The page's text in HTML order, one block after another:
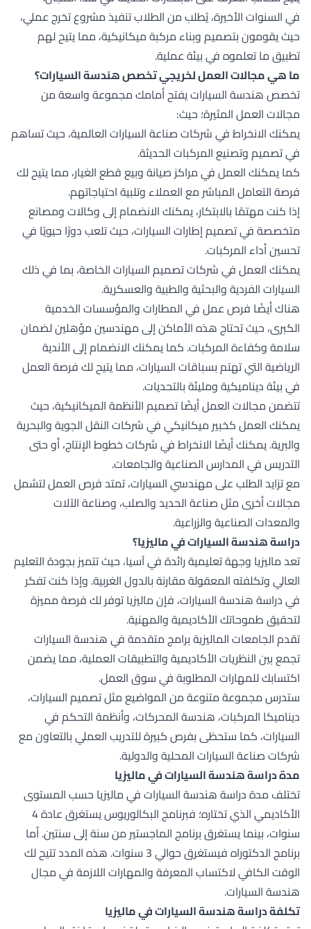
في السنوات الأخيرة، يُطلب من الطلاب تنفيذ مشروع تخرج عملي،
حيث يقومون بتصميم وبناء مركبة ميكانيكية، مما يتيح لهم
تطبيق ما تعلموه في بيئة عملية.
ما هي مجالات العمل لخريجي تخصص هندسة السيارات؟
تخصص هندسة السيارات يفتح أمامك مجموعة واسعة من
مجالات العمل المثيرة؛ حيث:
يمكنك الانخراط في شركات صناعة السيارات العالمية، حيث تساهم
في تصميم وتصنيع المركبات الحديثة.
كما يمكنك العمل في مراكز صيانة وبيع قطع الغيار، مما يتيح لك
فرصة التعامل المباشر مع العملاء وتلبية احتياجاتهم.
إذا كنت مهتمًا بالابتكار، يمكنك الانضمام إلى وكالات ومصانع
متخصصة في تصميم إطارات السيارات، حيث تلعب دورًا حيويًا في
تحسين أداء المركبات.
يمكنك العمل في شركات تصميم السيارات الخاصة، بما في ذلك
السيارات الفردية والبحثية والطبية والعسكرية.
هناك أيضًا فرص عمل في المطارات والمؤسسات الخدمية
الكبرى، حيث تحتاج هذه الأماكن إلى مهندسين مؤهلين لضمان
سلامة وكفاءة المركبات. كما يمكنك الانضمام إلى الأندية
الرياضية التي تهتم بسباقات السيارات، مما يتيح لك فرصة العمل
في بيئة ديناميكية ومليئة بالتحديات.
تتضمن مجالات العمل أيضًا تصميم الأنظمة الميكانيكية، حيث
يمكنك العمل كخبير ميكانيكي في شركات النقل الجوية والبحرية
والبرية. يمكنك أيضًا الانخراط في شركات خطوط الإنتاج، أو حتى
التدريس في المدارس الصناعية والجامعات.
مع تزايد الطلب على مهندسي السيارات، تمتد فرص العمل لتشمل
مجالات أخرى مثل صناعة الحديد والصلب، وصناعة الآلات
والمعدات الصناعية والزراعية.
دراسة هندسة السيارات في ماليزيا؟
تعد ماليزيا وجهة تعليمية رائدة في آسيا، حيث تتميز بجودة التعليم
العالي وتكلفته المعقولة مقارنة بالدول الغربية. وإذا كنت تفكر
في دراسة هندسة السيارات، فإن ماليزيا توفر لك فرصة مميزة
لتحقيق طموحاتك الأكاديمية والمهنية.
تقدم الجامعات الماليزية برامج متقدمة في هندسة السيارات
تجمع بين النظريات الأكاديمية والتطبيقات العملية، مما يضمن
اكتسابك للمهارات المطلوبة في سوق العمل.
ستدرس مجموعة متنوعة من المواضيع مثل تصميم السيارات،
ديناميكا المركبات، هندسة المحركات، وأنظمة التحكم في
السيارات، كما ستحظى بفرص كبيرة للتدريب العملي بالتعاون مع
شركات صناعة السيارات المحلية والدولية.
مدة دراسة هندسة السيارات في ماليزيا
تختلف مدة دراسة هندسة السيارات في ماليزيا حسب المستوى
الأكاديمي الذي تختاره؛ فبرنامج البكالوريوس يستغرق عادة 4
سنوات، بينما يستغرق برنامج الماجستير من سنة إلى سنتين. أما
برنامج الدكتوراه فيستغرق حوالي 3 سنوات. هذه المدد تتيح لك
الوقت الكافي لاكتساب المعرفة والمهارات اللازمة في مجال
هندسة السيارات.
تكلفة دراسة هندسة السيارات في ماليزيا